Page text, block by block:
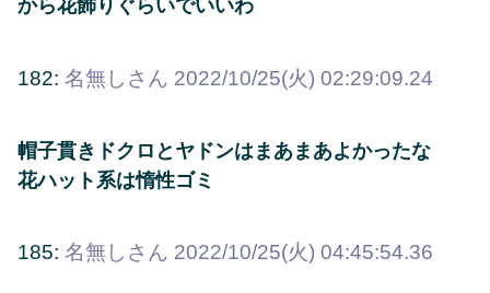
から花飾りぐらいでいいわ
182: 名無しさん 2022/10/25(火) 02:29:09.24
帽子貫きドクロとヤドンはまあまあよかったな
花ハット系は惰性ゴミ
185: 名無しさん 2022/10/25(火) 04:45:54.36